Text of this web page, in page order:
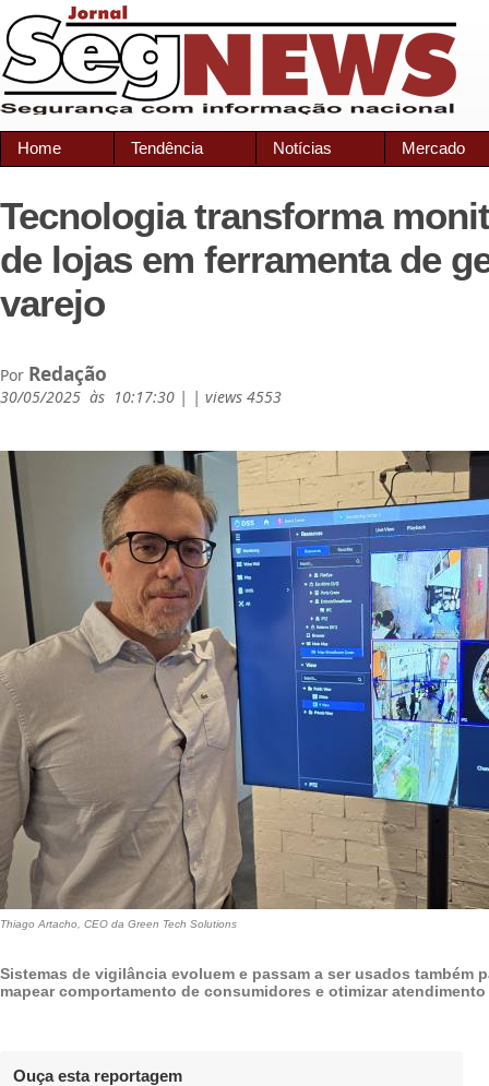
Home Tendência Notícias Mercado
Tecnologia transforma
de lojas em ferramenta de
varejo
Por Redação
30/05/2025 às 10:17:30 | | views 4553
Thiago Artacho, CEO da Green Tech Solutions
Sistemas de vigilância evoluem e passam a ser usados também
mapear comportamento de consumidores e otimizar atendimento
Ouça esta reportagem